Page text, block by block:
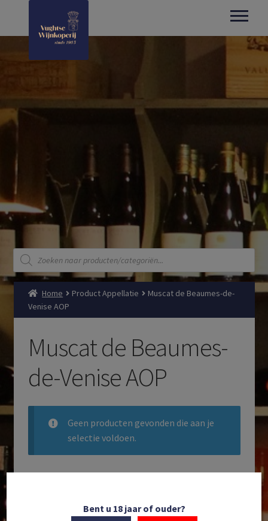
Producten
zoeken
Home Product Appellatie
Muscat de Beaumes-de-
Venise AOP
Muscat de Beaumes-
de-Venise AOP
Geen producten gevonden die aan je
selectie voldoen.
Bent u 18 jaar of ouder?